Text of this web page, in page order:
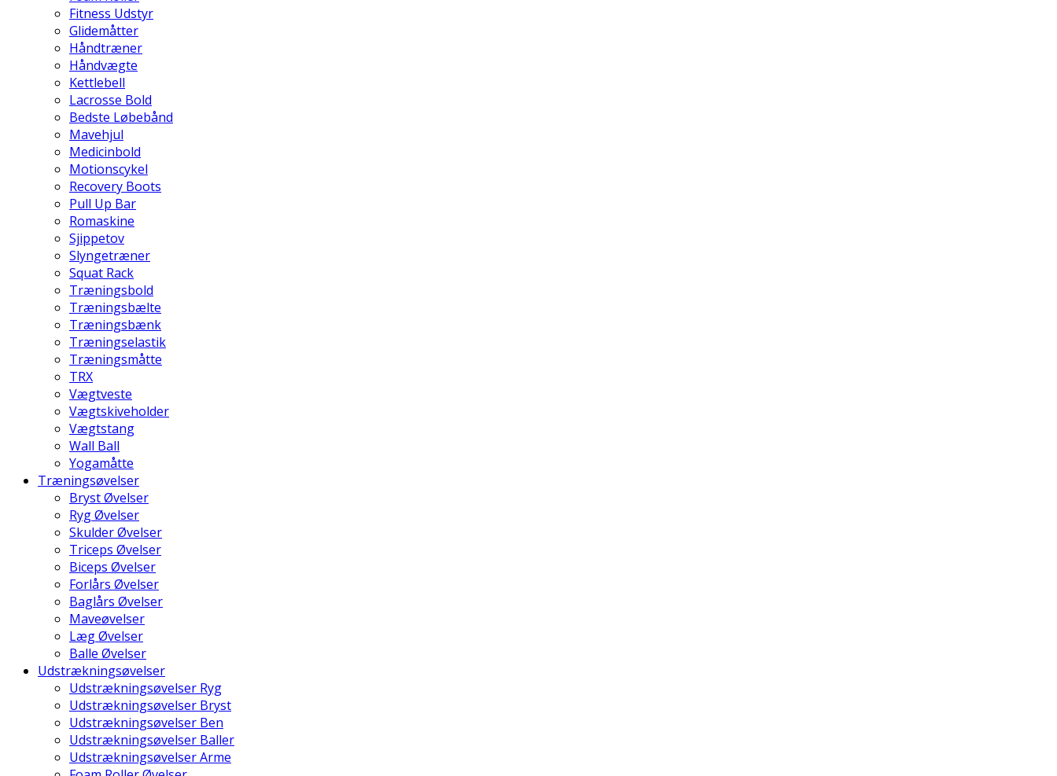
Fitness Udstyr
Glidemåtter
Håndtræner
Håndvægte
Kettlebell
Lacrosse Bold
Bedste Løbebånd
Mavehjul
Medicinbold
Motionscykel
Recovery Boots
Pull Up Bar
Romaskine
Sjippetov
Slyngetræner
Squat Rack
Træningsbold
Træningsbælte
Træningsbænk
Træningselastik
Træningsmåtte
TRX
Vægtveste
Vægtskiveholder
Vægtstang
Wall Ball
Yogamåtte
Træningsøvelser
Bryst Øvelser
Ryg Øvelser
Skulder Øvelser
Triceps Øvelser
Biceps Øvelser
Forlårs Øvelser
Baglårs Øvelser
Maveøvelser
Læg Øvelser
Balle Øvelser
Udstrækningsøvelser
Udstrækningsøvelser Ryg
Udstrækningsøvelser Bryst
Udstrækningsøvelser Ben
Udstrækningsøvelser Baller
Udstrækningsøvelser Arme